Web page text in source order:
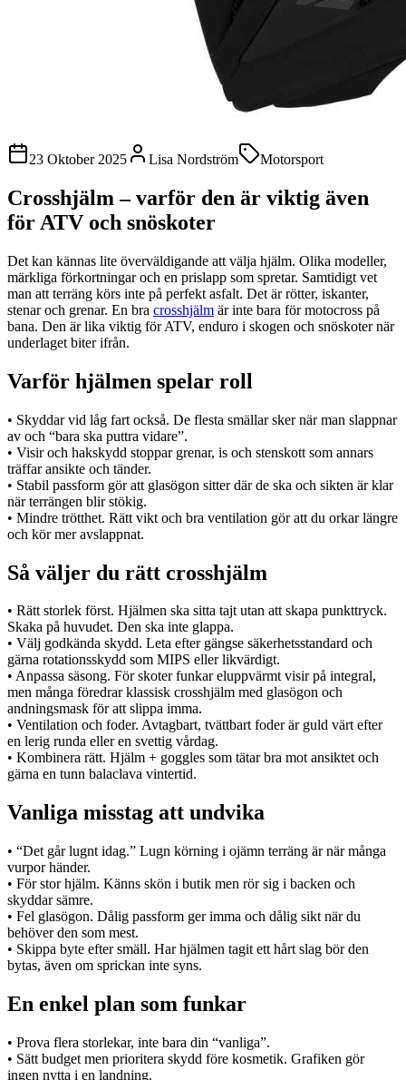
23 Oktober 2025 Lisa Nordström Motorsport
Crosshjälm – varför den är viktig även
för ATV och snöskoter
Det kan kännas lite överväldigande att välja hjälm. Olika modeller,
märkliga förkortningar och en prislapp som spretar. Samtidigt vet
man att terräng körs inte på perfekt asfalt. Det är rötter, iskanter,
stenar och grenar. En bra crosshjälm är inte bara för motocross på
bana. Den är lika viktig för ATV, enduro i skogen och snöskoter när
underlaget biter ifrån.
Varför hjälmen spelar roll
• Skyddar vid låg fart också. De flesta smällar sker när man slappnar
av och “bara ska puttra vidare”.
• Visir och hakskydd stoppar grenar, is och stenskott som annars
träffar ansikte och tänder.
• Stabil passform gör att glasögon sitter där de ska och sikten är klar
när terrängen blir stökig.
• Mindre trötthet. Rätt vikt och bra ventilation gör att du orkar längre
och kör mer avslappnat.
Så väljer du rätt crosshjälm
• Rätt storlek först. Hjälmen ska sitta tajt utan att skapa punkttryck.
Skaka på huvudet. Den ska inte glappa.
• Välj godkända skydd. Leta efter gängse säkerhetsstandard och
gärna rotationsskydd som MIPS eller likvärdigt.
• Anpassa säsong. För skoter funkar eluppvärmt visir på integral,
men många föredrar klassisk crosshjälm med glasögon och
andningsmask för att slippa imma.
• Ventilation och foder. Avtagbart, tvättbart foder är guld värt efter
en lerig runda eller en svettig vårdag.
• Kombinera rätt. Hjälm + goggles som tätar bra mot ansiktet och
gärna en tunn balaclava vintertid.
Vanliga misstag att undvika
• “Det går lugnt idag.” Lugn körning i ojämn terräng är när många
vurpor händer.
• För stor hjälm. Känns skön i butik men rör sig i backen och
skyddar sämre.
• Fel glasögon. Dålig passform ger imma och dålig sikt när du
behöver den som mest.
• Skippa byte efter smäll. Har hjälmen tagit ett hårt slag bör den
bytas, även om sprickan inte syns.
En enkel plan som funkar
• Prova flera storlekar, inte bara din “vanliga”.
• Sätt budget men prioritera skydd före kosmetik. Grafiken gör
ingen nytta i en landning.